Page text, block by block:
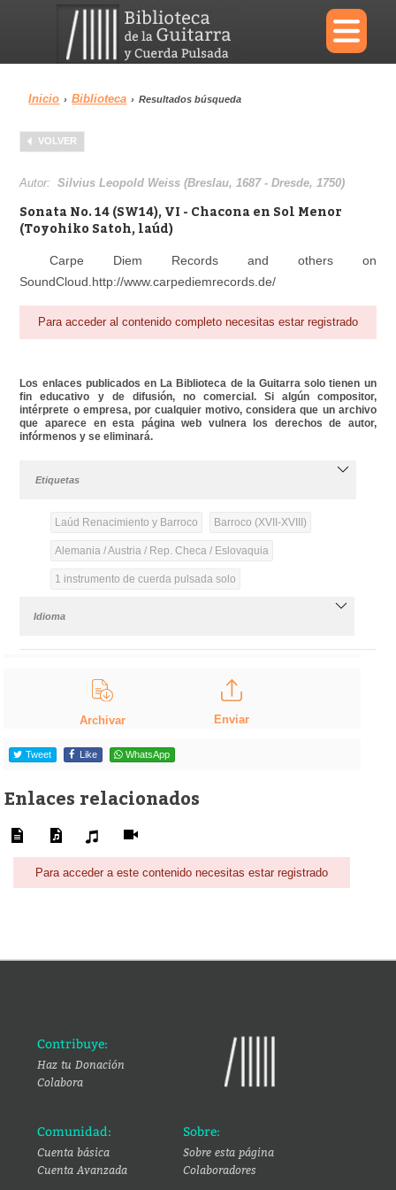
×
Menu
Biblioteca Diccionario
Área personal
Inicio › Biblioteca › Resultados búsqueda
VOLVER
Autor:Silvius Leopold Weiss (Breslau, 1687 - Dresde, 1750)
Sonata No. 14 (SW14), VI - Chacona en Sol Menor
(Toyohiko Satoh, laúd)
Carpe Diem Records and others on
SoundCloud.http://www.carpediemrecords.de/
Para acceder al contenido completo necesitas estar registrado
Los enlaces publicados en La Biblioteca de la Guitarra solo tienen un
fin educativo y de difusión, no comercial. Si algún compositor,
intérprete o empresa, por cualquier motivo, considera que un archivo
que aparece en esta página web vulnera los derechos de autor,
infórmenos y se eliminará.
Etiquetas
Laúd Renacimiento y Barroco Barroco (XVII-XVIII)
Alemania / Austria / Rep. Checa / Eslovaquia
1 instrumento de cuerda pulsada solo
Idioma
Archivar Enviar
Tweet Like WhatsApp
Enlaces relacionados
Para acceder a este contenido necesitas estar registrado
Contribuye:
Haz tu Donación
Colabora
Comunidad:
Cuenta básica
Cuenta Avanzada
Sobre:
Sobre esta página
Colaboradores